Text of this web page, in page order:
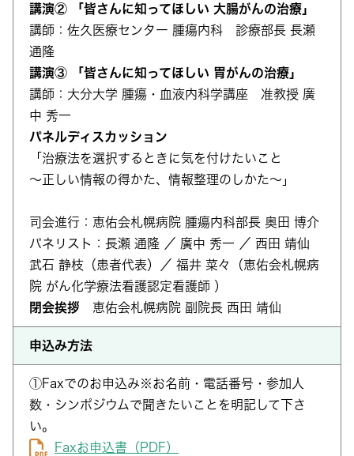
講演② 「皆さんに知ってほしい 大腸がんの治療」
講師：佐久医療センター 腫瘍内科 診療部長 長瀬
通隆
講演③ 「皆さんに知ってほしい 胃がんの治療」
講師：大分大学 腫瘍・血液内科学講座 准教授 廣
中 秀一
パネルディスカッション
「治療法を選択するときに気を付けたいこと
～正しい情報の得かた、情報整理のしかた～」
司会進行：恵佑会札幌病院 腫瘍内科部長 奥田 博介
パネリスト：長瀬 通隆 ／ 廣中 秀一 ／ 西田 靖仙
武石 静枝（患者代表）／ 福井 菜々（恵佑会札幌病
院 がん化学療法看護認定看護師 ）
閉会挨拶 恵佑会札幌病院 副院長 西田 靖仙
申込み方法
①Faxでのお申込み※お名前・電話番号・参加人
数・シンポジウムで聞きたいことを明記して下さ
い。
Faxお申込書（PDF）